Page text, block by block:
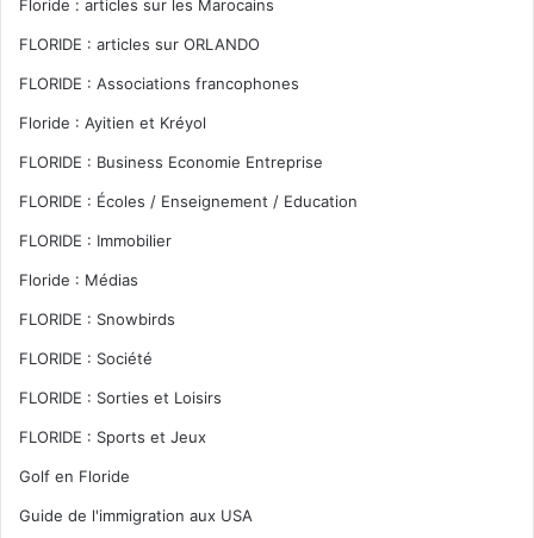
Floride : articles sur les Marocains
FLORIDE : articles sur ORLANDO
FLORIDE : Associations francophones
Floride : Ayitien et Kréyol
FLORIDE : Business Economie Entreprise
FLORIDE : Écoles / Enseignement / Education
FLORIDE : Immobilier
Floride : Médias
FLORIDE : Snowbirds
FLORIDE : Société
FLORIDE : Sorties et Loisirs
FLORIDE : Sports et Jeux
Golf en Floride
Guide de l'immigration aux USA